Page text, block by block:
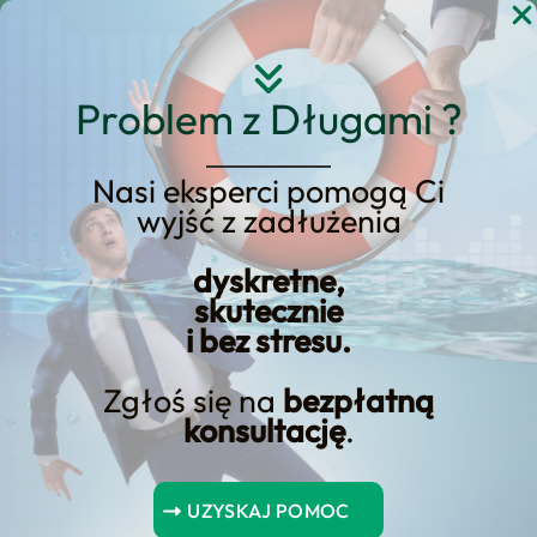
Problem z Długami ?
Nasi eksperci pomogą Ci
wyjść z zadłużenia
dyskretne,
skutecznie
i bez stresu.
Zgłoś się na bezpłatną
konsultację.
UZYSKAJ POMOC
Przejdź
Strona główna
Blog Kredyt123.pl
zarządzanie energią
Odkryj korzyści związane z
taryfą energetyczną G11
Korzyści oferowane przez taryfę energetyczną G11
zachęcają do dalszego odkrywania szczegółów jej
zalet dla konsumentów.